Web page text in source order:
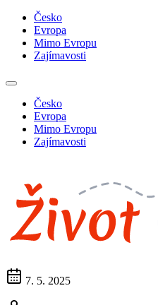
Česko
Evropa
Mimo Evropu
Zajímavosti
Česko
Evropa
Mimo Evropu
Zajímavosti
7. 5. 2025